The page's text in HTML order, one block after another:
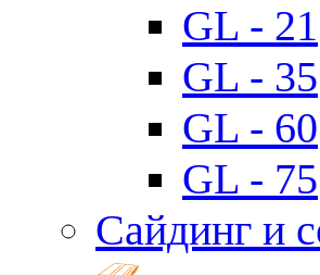
GL - 21
GL - 35
GL - 60
GL - 75
Сайдинг и